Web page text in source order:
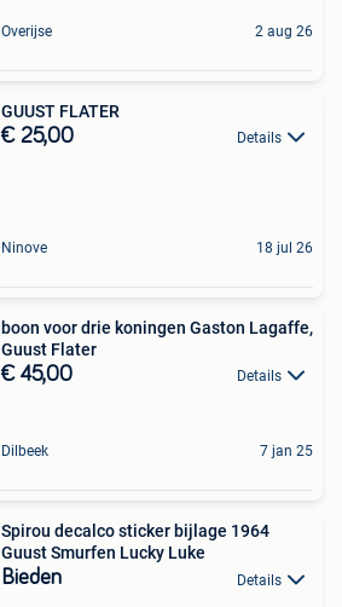
Overijse 2 aug 26
GUUST FLATER
€ 25,00 Details
Ninove 18 jul 26
boon voor drie koningen Gaston Lagaffe,
Guust Flater
€ 45,00 Details
Dilbeek 7 jan 25
Spirou decalco sticker bijlage 1964
Guust Smurfen Lucky Luke
Bieden Details